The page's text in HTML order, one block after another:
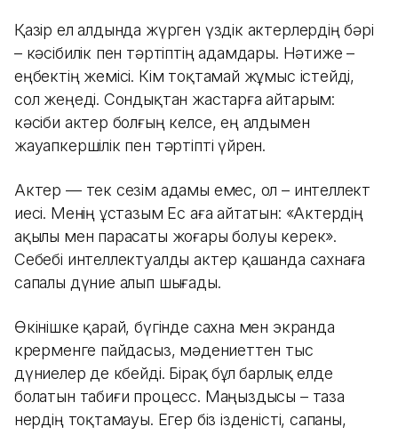
Қазір ел алдында жүрген үздік актерлердің бәрі
– кәсібилік пен тәртіптің адамдары. Нәтиже –
еңбектің жемісі. Кім тоқтамай жұмыс істейді,
сол жеңеді. Сондықтан жастарға айтарым:
кәсіби актер болғың келсе, ең алдымен
жауапкершілік пен тәртіпті үйрен.
Актер — тек сезім адамы емес, ол – интеллект
иесі. Менің ұстазым Ес аға айтатын: «Актердің
ақылы мен парасаты жоғары болуы керек».
Себебі интеллектуалды актер қашанда сахнаға
сапалы дүние алып шығады.
Өкінішке қарай, бүгінде сахна мен экранда
көрерменге пайдасыз, мәдениеттен тыс
дүниелер де көбейді. Бірақ бұл барлық елде
болатын табиғи процесс. Маңыздысы – таза
өнердің тоқтамауы. Егер біз ізденісті, сапаны,